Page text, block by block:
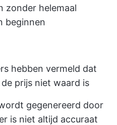
zonder helemaal
beginnen
hebben vermeld dat
prijs niet waard is
gegenereerd door
is niet altijd accuraat